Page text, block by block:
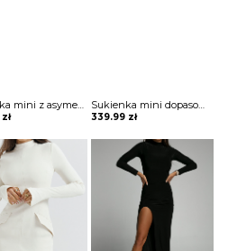
Sukienka mini z asymetryczną falbaną Maguelonne
zł
Sukienka mini dopasowana z jednym bufiastym rękawem Mirie
339.99 zł